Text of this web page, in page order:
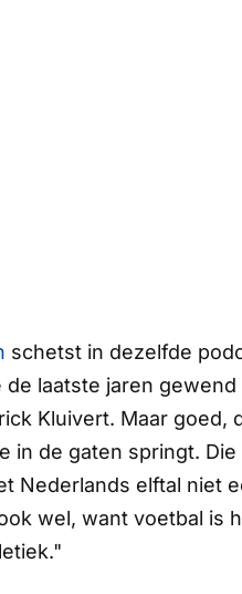
schetst in dezelfde
de laatste jaren
Kluivert. Maar goed,
in de gaten springt.
Nederlands elftal niet
wel, want voetbal is